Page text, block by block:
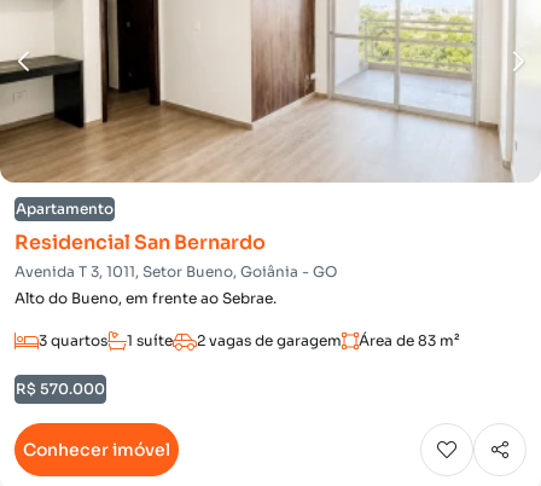
Apartamento
Residencial San Bernardo
Avenida T 3, 1011, Setor Bueno, Goiânia - GO
Alto do Bueno, em frente ao Sebrae.
3 quartos 1 suíte 2 vagas de garagem Área de 83 m²
R$ 570.000
Conhecer imóvel